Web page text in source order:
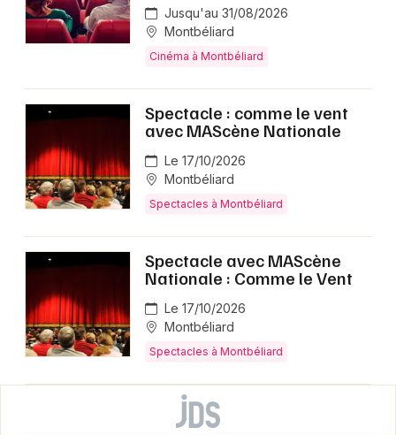
Jusqu'au 31/08/2026
Montbéliard
Cinéma à Montbéliard
Spectacle : comme le vent
avec MAScène Nationale
Le 17/10/2026
Montbéliard
Spectacles à Montbéliard
Spectacle avec MAScène
Nationale : Comme le Vent
Le 17/10/2026
Montbéliard
Spectacles à Montbéliard